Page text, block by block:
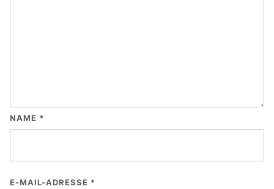
NAME *
E-MAIL-ADRESSE *